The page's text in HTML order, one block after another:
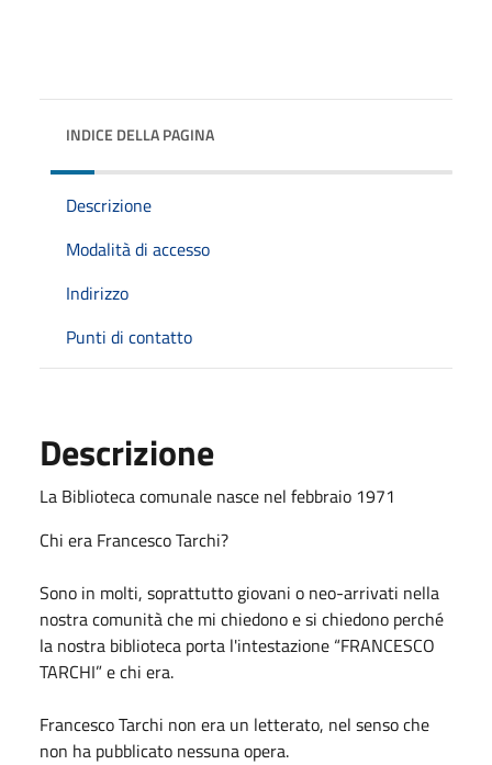
INDICE DELLA PAGINA
Descrizione
Modalità di accesso
Indirizzo
Punti di contatto
Descrizione
La Biblioteca comunale nasce nel febbraio 1971
Chi era Francesco Tarchi?
Sono in molti, soprattutto giovani o neo-arrivati nella
nostra comunità che mi chiedono e si chiedono perché
la nostra biblioteca porta l'intestazione “FRANCESCO
TARCHI” e chi era.
Francesco Tarchi non era un letterato, nel senso che
non ha pubblicato nessuna opera.